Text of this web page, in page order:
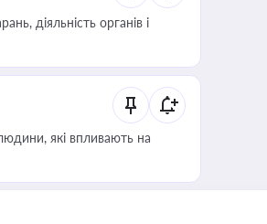
діяльність органів і
які впливають на